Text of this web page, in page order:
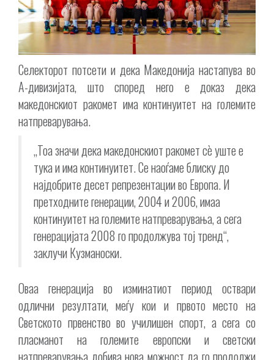
Селекторот потсети и дека Македонија настапува во
А-дивизијата, што според него е доказ дека
македонскиот ракомет има континуитет на големите
натпреварувања.
„Тоа значи дека македонскиот ракомет сè уште е
тука и има континуитет. Се наоѓаме блиску до
најдобрите десет репрезентации во Европа. И
претходните генерации, 2004 и 2006, имаа
континуитет на големите натпреварувања, а сега
генерацијата 2008 го продолжува тој тренд“,
заклучи Кузманоски.
Оваа генерација во изминатиот период оствари
одлични резултати, меѓу кои и првото место на
Светското првенство во училишен спорт, а сега со
пласманот на големите европски и светски